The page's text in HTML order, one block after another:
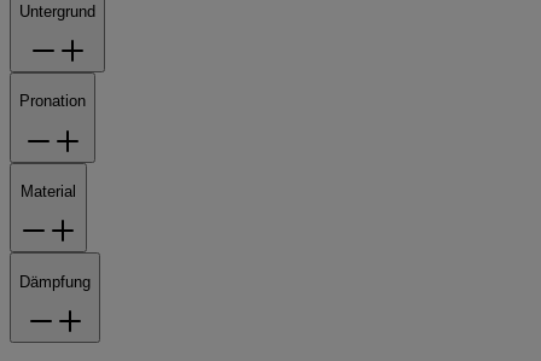
Untergrund
Pronation
Material
Dämpfung